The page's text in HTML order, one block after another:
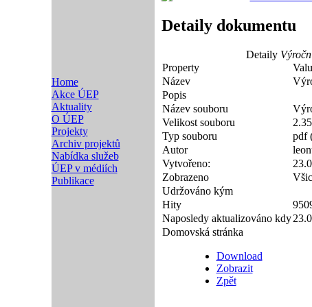
Home
Akce ÚEP
Aktuality
O ÚEP
Projekty
Archiv projektů
Nabídka služeb
ÚEP v médiích
Publikace
Detaily dokumentu
Detaily
Property
Název
Popis
Název souboru
Velikost souboru
Typ souboru
pdf
Autor
Vytvořeno:
Zobrazeno
Udržováno kým
Hity
Naposledy aktualizováno kdy
Domovská stránka
Download
Zobrazit
Zpět